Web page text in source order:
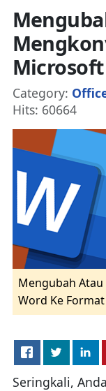
Microsoft
Details
Category:
Hits: 60664
Mengubah
Word Ke Format
Seringkali,